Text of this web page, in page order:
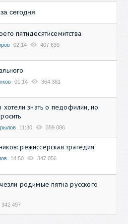
сегодня
пятидесятисемитства
02:14 407 639
01:14 364 381
хотели знать о педофилии, но
11:30 359 086
режиссерская трагедия
14:50 347 056
родимые пятна русского
342 497